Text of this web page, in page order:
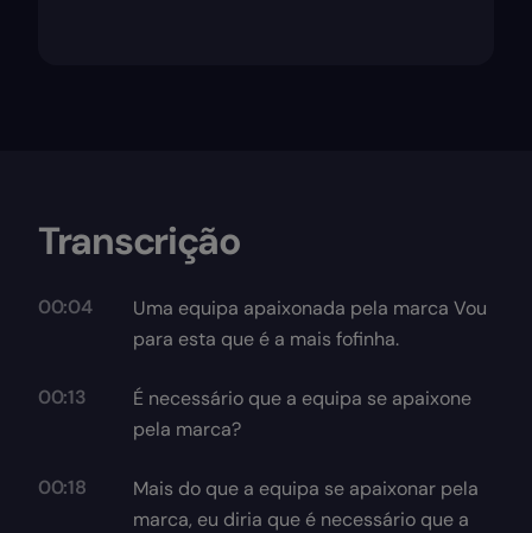
Transcrição
00:04
Uma equipa apaixonada pela marca Vou
para esta que é a mais fofinha.
00:13
É necessário que a equipa se apaixone
pela marca?
00:18
Mais do que a equipa se apaixonar pela
marca, eu diria que é necessário que a